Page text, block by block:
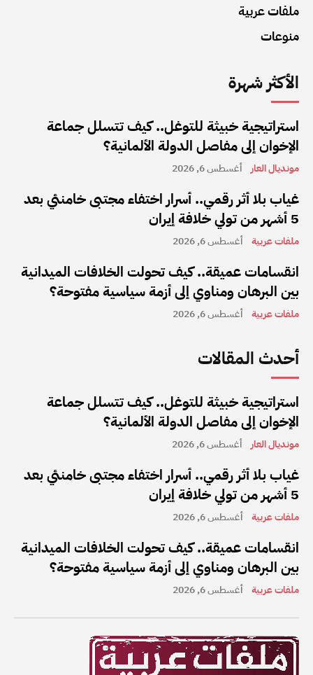
ملفات عربية
منوعات
الأكثر شهرة
استراتيجية خبيثة للتوغل.. كيف تتسلل جماعة
الإخوان إلى مفاصل الدولة الألمانية؟
مونديال العار أغسطس 6, 2026
غياب بلا أثر رقمي.. أسرار اختفاء مجتبى خامنئي بعد
5 أشهر من تولي خلافة إيران
ملفات عربية أغسطس 6, 2026
انقسامات عميقة.. كيف تحولت الخلافات الميدانية
بين البرهان ومناوي إلى أزمة سياسية مفتوحة؟
ملفات عربية أغسطس 6, 2026
أحدث المقالات
استراتيجية خبيثة للتوغل.. كيف تتسلل جماعة
الإخوان إلى مفاصل الدولة الألمانية؟
مونديال العار أغسطس 6, 2026
غياب بلا أثر رقمي.. أسرار اختفاء مجتبى خامنئي بعد
5 أشهر من تولي خلافة إيران
ملفات عربية أغسطس 6, 2026
انقسامات عميقة.. كيف تحولت الخلافات الميدانية
بين البرهان ومناوي إلى أزمة سياسية مفتوحة؟
ملفات عربية أغسطس 6, 2026